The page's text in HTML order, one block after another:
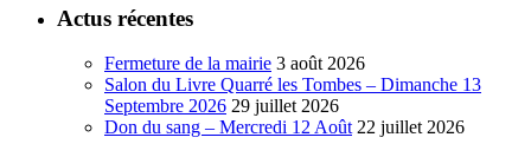
Actus récentes
Fermeture de la mairie 3 août 2026
Salon du Livre Quarré les Tombes – Dimanche 13
Septembre 2026 29 juillet 2026
Don du sang – Mercredi 12 Août 22 juillet 2026